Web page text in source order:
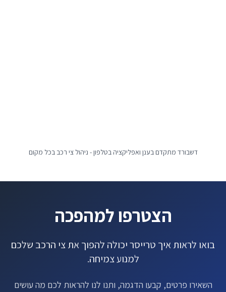
דשבורד מתקדם בענן ואפליקציה בטלפון - ניהול צי רכב בכל מקום
הצטרפו למהפכה
בואו לראות איך טרייסר יכולה להפוך את צי הרכב שלכם
למנוע צמיחה.
השאירו פרטים, קבעו הדגמה, ותנו לנו להראות לכם מה עושים